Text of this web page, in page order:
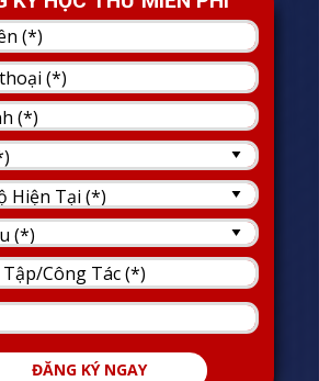
ĐĂNG KÝ NGAY